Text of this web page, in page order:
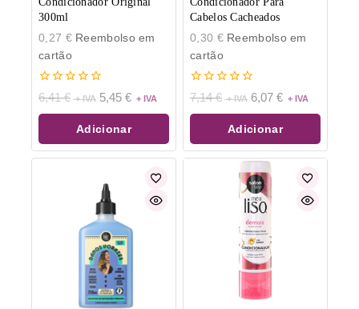
300ml
0,27 €Reembolso em
cartão
0
de
5
6,41€ 5,45 €
Adicionar
Cabelos Cacheados
0,30 €Reembolso em
cartão
0
de
5
7,14€ 6,07 €
Adicionar